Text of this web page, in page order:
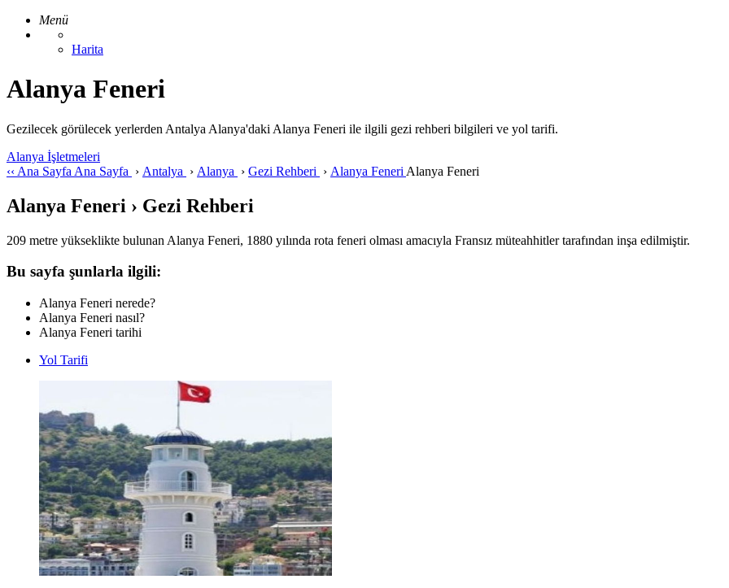
Menü
Harita
Alanya Feneri
Gezilecek görülecek yerlerden Antalya Alanya'daki Alanya Feneri ile ilgili gezi rehberi bilgileri ve yol tarifi.
Alanya İşletmeleri
‹‹ Ana Sayfa Ana Sayfa › Antalya › Alanya › Gezi Rehberi › Alanya Feneri Alanya Feneri
Alanya Feneri › Gezi Rehberi
209 metre yükseklikte bulunan Alanya Feneri, 1880 yılında rota feneri olması amacıyla Fransız müteahhitler tarafından inşa edilmiştir.
Bu sayfa şunlarla ilgili:
Alanya Feneri nerede?
Alanya Feneri nasıl?
Alanya Feneri tarihi
Yol Tarifi